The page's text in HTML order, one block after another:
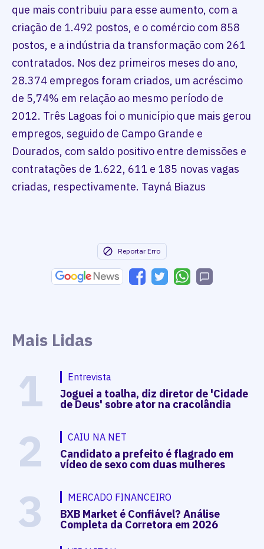
que mais contribuiu para esse aumento, com a
criação de 1.492 postos, e o comércio com 858
postos, e a indústria da transformação com 261
contratados. Nos dez primeiros meses do ano,
28.374 empregos foram criados, um acréscimo
de 5,74% em relação ao mesmo período de
2012. Três Lagoas foi o município que mais gerou
empregos, seguido de Campo Grande e
Dourados, com saldo positivo entre demissões e
contratações de 1.622, 611 e 185 novas vagas
criadas, respectivamente. Tayná Biazus
Reportar Erro
Mais Lidas
1 Entrevista
Joguei a toalha, diz diretor de 'Cidade
de Deus' sobre ator na cracolândia
2 CAIU NA NET
Candidato a prefeito é flagrado em
vídeo de sexo com duas mulheres
3 MERCADO FINANCEIRO
BXB Market é Confiável? Análise
Completa da Corretora em 2026